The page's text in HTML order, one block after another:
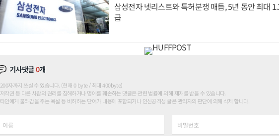
삼성전자 넷리스트와 특허분쟁 매듭, 5년 동안 최대
급
기사댓글0개
200자까지 쓰실 수 있습니다. (현재 0 byte / 최대 400byte)
저작권 등 다른 사람의 권리를 침해하거나 명예를 훼손하는 댓글은 관련 법률에 의해 제재를 받을 수 있습니다.
타인에게 불쾌감을 주는 욕설 등 비하하는 단어가 내용에 포함되거나 인신공격성 글은 관리자의 판단에 의해 삭제 합니다.